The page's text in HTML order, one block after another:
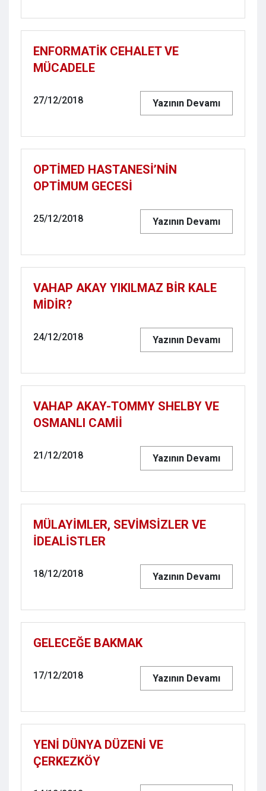
ENFORMATİK CEHALET VE
MÜCADELE
27/12/2018 Yazının Devamı
OPTİMED HASTANESİ’NİN
OPTİMUM GECESİ
25/12/2018 Yazının Devamı
VAHAP AKAY YIKILMAZ BİR KALE
MİDİR?
24/12/2018 Yazının Devamı
VAHAP AKAY-TOMMY SHELBY VE
OSMANLI CAMİİ
21/12/2018 Yazının Devamı
MÜLAYİMLER, SEVİMSİZLER VE
İDEALİSTLER
18/12/2018 Yazının Devamı
GELECEĞE BAKMAK
17/12/2018 Yazının Devamı
YENİ DÜNYA DÜZENİ VE
ÇERKEZKÖY